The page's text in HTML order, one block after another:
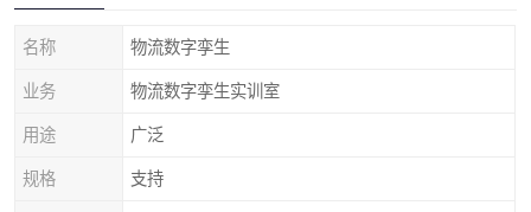
名称 物流数字孪生
业务 物流数字孪生实训室
用途 广泛
规格 支持